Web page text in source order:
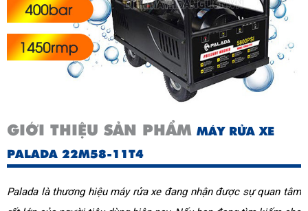
GIỚI THIỆU SẢN PHẨM MÁY RỬA XE
PALADA 22M58-11T4
Palada là thương hiệu máy rửa xe đang nhận được sự quan tâm